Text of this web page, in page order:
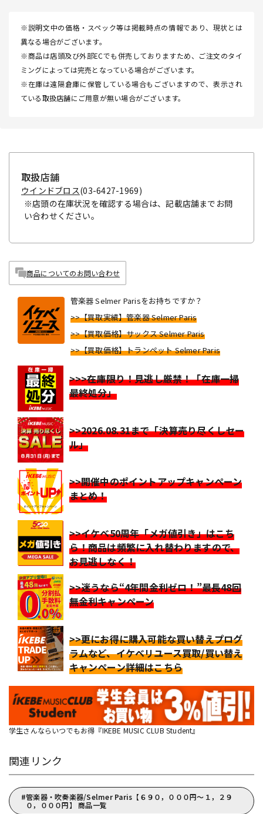
※説明文中の価格・スペック等は掲載時点の情報であり、現状とは
異なる場合がございます。
※商品は店頭及び外部ECでも併売しておりますため、ご注文のタイ
ミングによっては完売となっている場合がございます。
※在庫は遠隔倉庫に保管している場合もございますので、表示され
ている取扱店舗にご用意が無い場合がございます。
取扱店舗
ウインドブロス(03-6427-1969)
※店頭の在庫状況を確認する場合は、記載店舗までお問
い合わせください。
商品についてのお問い合わせ
管楽器 Selmer Parisをお持ちですか？
>>【買取実績】管楽器 Selmer Paris
>>【買取価格】サックス Selmer Paris
>>【買取価格】トランペット Selmer Paris
>>>在庫限り！見逃し厳禁！「在庫一掃
最終処分」
>>2026.08.31まで「決算売り尽くしセー
ル」
>>開催中のポイントアップキャンペーン
まとめ！
>>イケベ50周年「メガ値引き」はこち
ら！商品は頻繁に入れ替わりますので、
お見逃しなく！
>>迷うなら“4年間金利ゼロ！”最長48回
無金利キャンペーン
>>更にお得に購入可能な買い替えプログ
ラムなど、イケベリユース買取/買い替え
キャンペーン詳細はこちら
学生さんならいつでもお得『IKEBE MUSIC CLUB Student』
関連リンク
管楽器・吹奏楽器/Selmer Paris【６９０，０００円～１，２９
０，０００円】 商品一覧